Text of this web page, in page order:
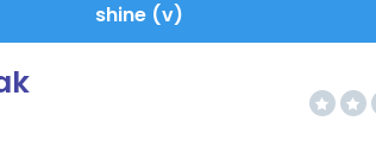
shine (v)